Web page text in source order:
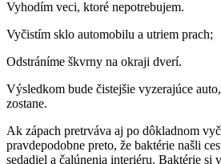
Vyhodím veci, ktoré nepotrebujem.
Vyčistím sklo automobilu a utriem prach;
Odstráníme škvrny na okraji dverí.
Výsledkom bude čistejšie vyzerajúce
zostane.
Ak zápach pretrváva aj po dôkladnom
pravdepodobne preto, že baktérie našli
sedadiel a čalúnenia interiéru. Baktérie si